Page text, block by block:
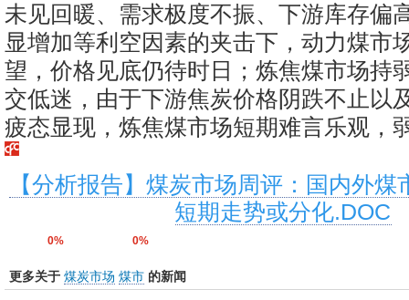
未见回暖、需求极度不振、下游库存偏
显增加等利空因素的夹击下，动力煤市
望，价格见底仍待时日；炼焦煤市场持
交低迷，由于下游焦炭价格阴跌不止以
疲态显现，炼焦煤市场短期难言乐观，
【分析报告】煤炭市场周评：国内外
短期走势或分化.DOC
0% 0%
更多关于 煤炭市场 煤市 的新闻